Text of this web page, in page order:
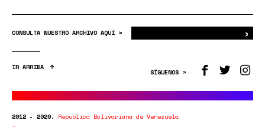
CONSULTA NUESTRO ARCHIVO AQUÍ > ›
IR ARRIBA
SÍGUENOS >
2012 - 2020. República Bolivariana de Venezuela